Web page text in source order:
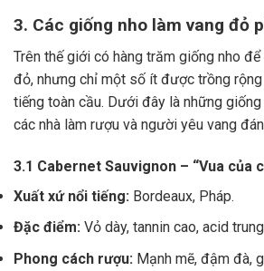
3. Các giống nho làm vang đỏ
Trên thế giới có hàng trăm giống nho
đỏ, nhưng chỉ một số ít được trồng
tiếng toàn cầu. Dưới đây là những
các nhà làm rượu và người yêu vang
3.1 Cabernet Sauvignon – “Vua của
Xuất xứ nổi tiếng: Bordeaux, Pháp.
Đặc điểm: Vỏ dày, tannin cao, acid
Phong cách rượu: Mạnh mẽ, đậm đà,